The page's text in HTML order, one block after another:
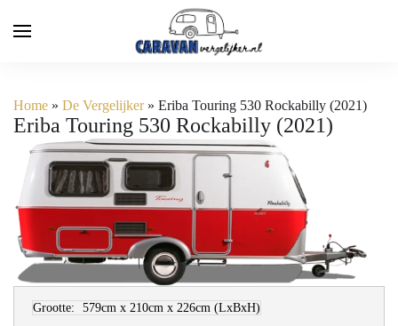
Home » De Vergelijker» Eriba Touring 530 Rockabilly (2021)
Eriba Touring 530 Rockabilly (2021)
Grootte: 579cm x 210cm x 226cm (LxBxH)